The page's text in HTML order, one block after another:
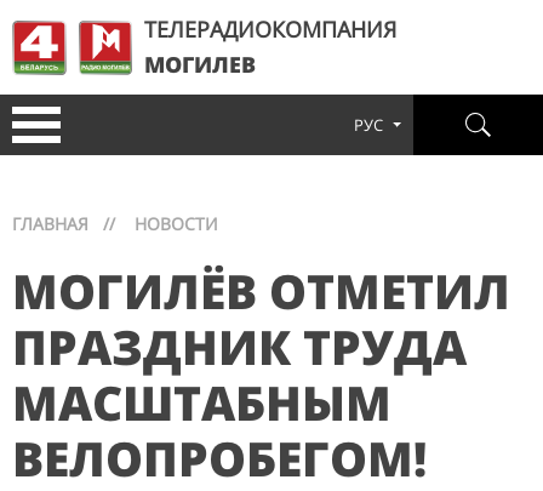
ТЕЛЕРАДИОКОМПАНИЯ
МОГИЛЕВ
РУС
ГЛАВНАЯ // НОВОСТИ
МОГИЛЁВ ОТМЕТИЛ
ПРАЗДНИК ТРУДА
МАСШТАБНЫМ
ВЕЛОПРОБЕГОМ!